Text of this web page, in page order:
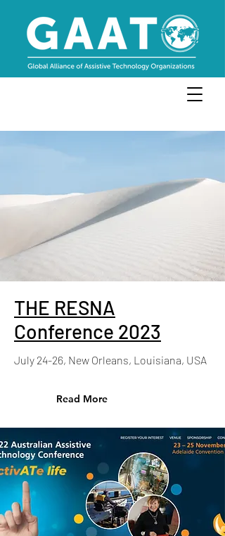
THE RESNA
Conference 2023
July 24-26, New Orleans, Louisiana, USA
Read More